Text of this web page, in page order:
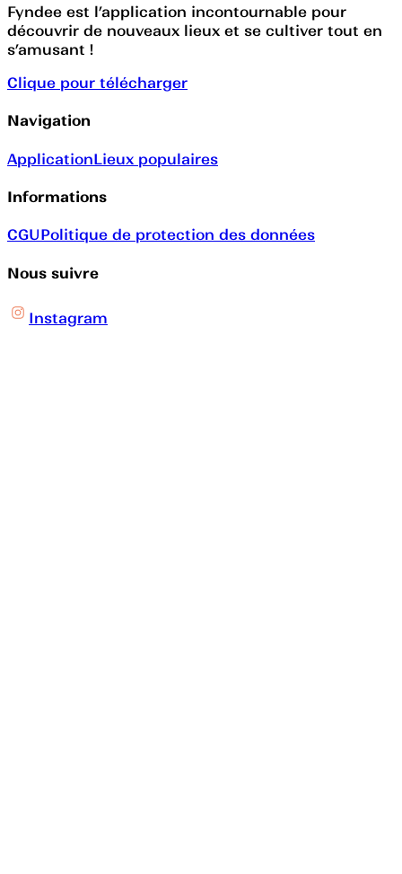
Fyndee est l’application incontournable pour
découvrir de nouveaux lieux et se cultiver tout en
s’amusant !
Clique pour télécharger
Navigation
ApplicationLieux populaires
Informations
CGUPolitique de protection des données
Nous suivre
Instagram